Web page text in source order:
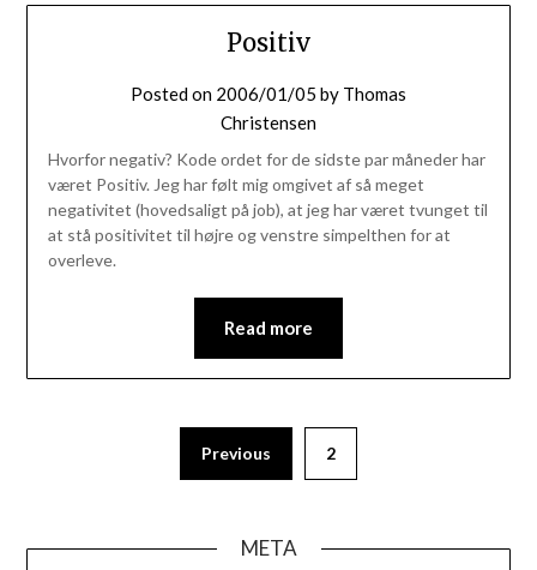
Positiv
Posted on 2006/01/05 by Thomas
Christensen
Hvorfor negativ? Kode ordet for de sidste par måneder har
været Positiv. Jeg har følt mig omgivet af så meget
negativitet (hovedsaligt på job), at jeg har været tvunget til
at stå positivitet til højre og venstre simpelthen for at
overleve.
Read more
Previous 2
META